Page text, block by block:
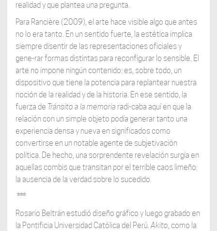
realidad y que plantea una pregunta.
Para Rancière (2009), el arte hace visible algo que antes
no lo era tanto. En un sentido fuerte, la estética implica
siempre disentir de las representaciones oficiales y
gene-rar formas distintas para reconfigurar lo sensible. El
arte no impone ningún contenido: es, sobre todo, un
dispositivo que tiene la potencia para replantear nuestra
noción de la realidad y de la historia. En ese sentido, la
fuerza de Tránsito a la memoria radi-caba aquí en que la
relación con un simple objeto podía generar tanto una
experiencia densa y nueva en significados como
convertirse en un notable agente de subjetivación
política. De hecho, una sorprendente revelación surgía en
aquellas combis que transitan por el terrible caos limeño:
la ausencia de la verdad sobre lo sucedido.
***
Rosario Beltrán estudió diseño gráfico y luego grabado en
la Pontificia Universidad Católica del Perú. Akito, como la